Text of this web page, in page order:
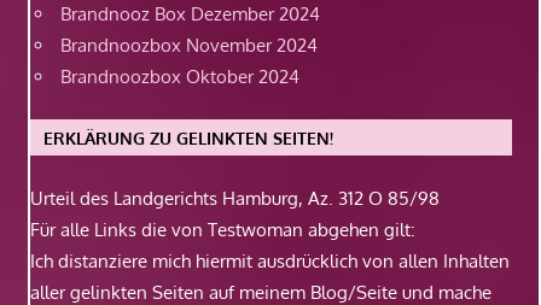
Brandnooz Box Dezember 2024
Brandnoozbox November 2024
Brandnoozbox Oktober 2024
ERKLÄRUNG ZU GELINKTEN SEITEN!
Urteil des Landgerichts Hamburg, Az. 312 O 85/98
Für alle Links die von Testwoman abgehen gilt:
Ich distanziere mich hiermit ausdrücklich von allen Inhalten
aller gelinkten Seiten auf meinem Blog/Seite und mache